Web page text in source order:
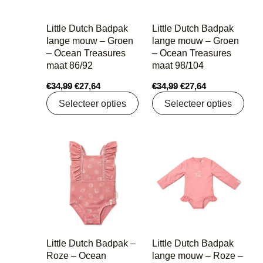
Little Dutch Badpak
lange mouw – Groen
– Ocean Treasures
maat 86/92
€34,99 €27,64
Selecteer opties
Little Dutch Badpak
lange mouw – Groen
– Ocean Treasures
maat 98/104
€34,99 €27,64
Selecteer opties
Little Dutch Badpak –
Roze – Ocean
Oorspronkelijke
prijs
was:
€27,99.
Huidige
prijs
is:
€22,11.
Little Dutch Badpak
lange mouw – Roze –
was:
€34,99.
is:
€27,64.